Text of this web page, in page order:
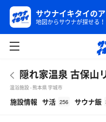
サウナイキタイの
地図からサウナが探せる！
隠れ家温泉 古保山
温浴施設 - 熊本県 宇城市
施設情報 サ活 256 サウナ飯